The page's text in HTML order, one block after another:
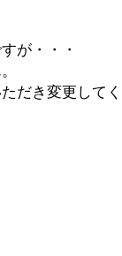
が・・・
だき変更して